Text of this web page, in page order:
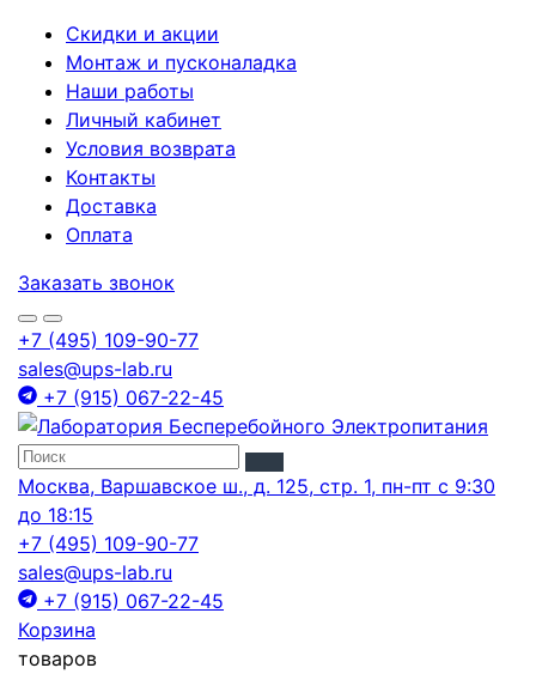
Скидки и акции
Монтаж и пусконаладка
Наши работы
Личный кабинет
Условия возврата
Контакты
Доставка
Оплата
Заказать звонок
+7 (495) 109-90-77
sales@ups-lab.ru
+7 (915) 067-22-45
Москва, Варшавское ш., д. 125, стр. 1, пн-пт с 9:30
до 18:15
+7 (495) 109-90-77
sales@ups-lab.ru
+7 (915) 067-22-45
Корзина
товаров